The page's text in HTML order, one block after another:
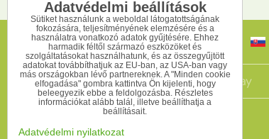
Adatvédelmi beállítások
Sütiket használunk a weboldal látogatottságának
fokozására, teljesítményének elemzésére és a
használatra vonatkozó adatok gyűjtésére. Ehhez
harmadik féltől származó eszközöket és
szolgáltatásokat használhatunk, és az összegyűjtött
adatokat továbbíthatjuk az EU-ban, az USA-ban vagy
más országokban lévő partnereknek. A "Minden cookie
elfogadása" gombra kattintva Ön kijelenti, hogy
beleegyezik ebbe a feldolgozásba. Részletes
információkat alább talál, illetve beállíthatja a
beállításait.
Adatvédelmi nyilatkozat